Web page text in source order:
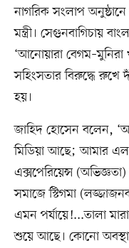
নাগরিক সংলাপ
মন্ত্রী। সেগুনবাগিচায়
‘আনোয়ারা বেগম–মুনিরা
সহিংসতার বিরুদ্ধে রুখে
হয়।
জাহিদ হোসেন বলেন,
মিডিয়া আছে; আমার
এক্সপেরিয়েন্স
সমাজে স্টিগমা
এমন পর্যায়ে!...তালা
শুয়ে আছে। কোনো